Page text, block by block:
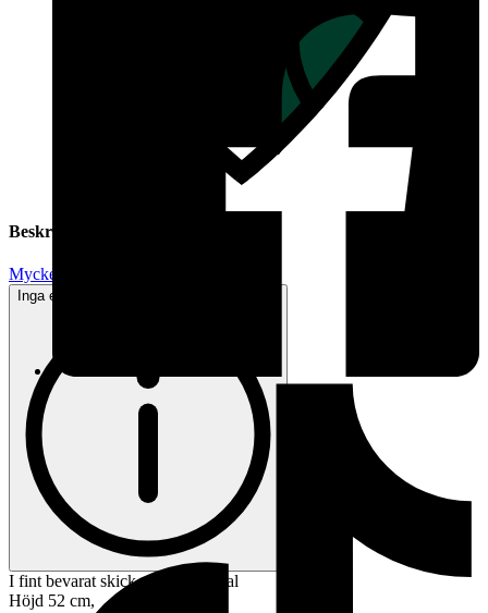
Beskrivning
Mycket gott skick
Inga eller minimala tecken på användning
I fint bevarat skick, vintage 60-tal
Höjd 52 cm,